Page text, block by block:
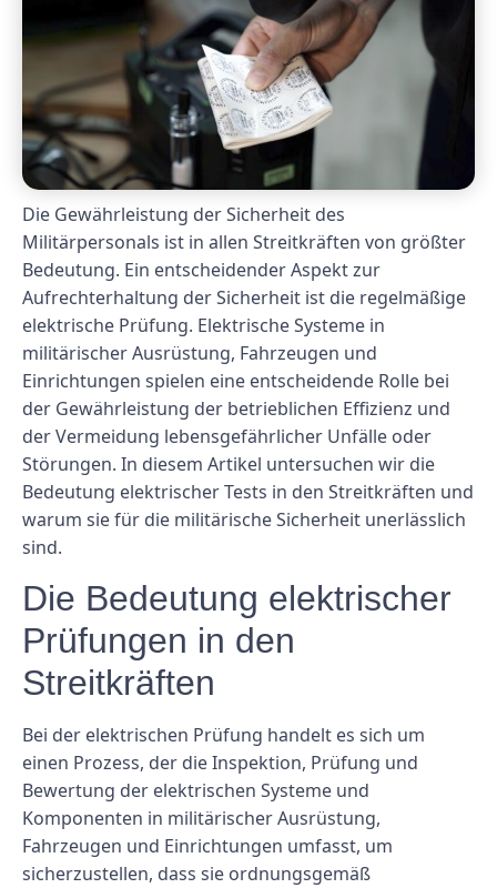
Die Gewährleistung der Sicherheit des
Militärpersonals ist in allen Streitkräften von größter
Bedeutung. Ein entscheidender Aspekt zur
Aufrechterhaltung der Sicherheit ist die regelmäßige
elektrische Prüfung. Elektrische Systeme in
militärischer Ausrüstung, Fahrzeugen und
Einrichtungen spielen eine entscheidende Rolle bei
der Gewährleistung der betrieblichen Effizienz und
der Vermeidung lebensgefährlicher Unfälle oder
Störungen. In diesem Artikel untersuchen wir die
Bedeutung elektrischer Tests in den Streitkräften und
warum sie für die militärische Sicherheit unerlässlich
sind.
Die Bedeutung elektrischer
Prüfungen in den
Streitkräften
Bei der elektrischen Prüfung handelt es sich um
einen Prozess, der die Inspektion, Prüfung und
Bewertung der elektrischen Systeme und
Komponenten in militärischer Ausrüstung,
Fahrzeugen und Einrichtungen umfasst, um
sicherzustellen, dass sie ordnungsgemäß